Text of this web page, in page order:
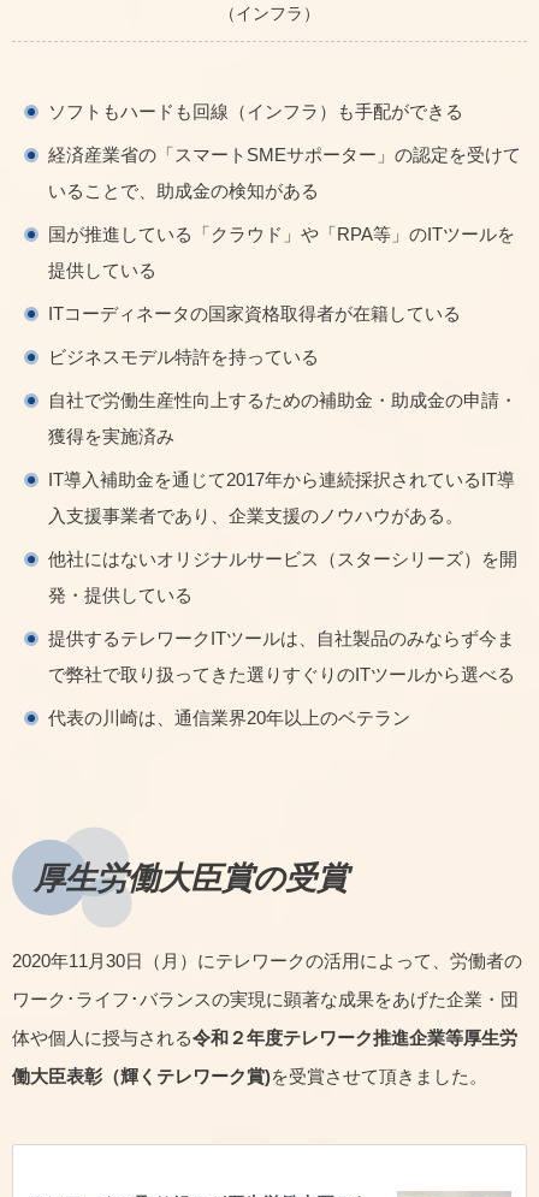
（インフラ）
ソフトもハードも回線（インフラ）も手配ができる
経済産業省の「スマートSMEサポーター」の認定を受けて
いることで、助成金の検知がある
国が推進している「クラウド」や「RPA等」のITツールを
提供している
ITコーディネータの国家資格取得者が在籍している
ビジネスモデル特許を持っている
自社で労働生産性向上するための補助金・助成金の申請・
獲得を実施済み
IT導入補助金を通じて2017年から連続採択されているIT導
入支援事業者であり、企業支援のノウハウがある。
他社にはないオリジナルサービス（スターシリーズ）を開
発・提供している
提供するテレワークITツールは、自社製品のみならず今ま
で弊社で取り扱ってきた選りすぐりのITツールから選べる
代表の川崎は、通信業界20年以上のベテラン
厚生労働大臣賞の受賞
2020年11月30日（月）にテレワークの活用によって、労働者の
ワーク･ライフ･バランスの実現に顕著な成果をあげた企業・団
体や個人に授与される令和２年度テレワーク推進企業等厚生労
働大臣表彰（輝くテレワーク賞)を受賞させて頂きました。